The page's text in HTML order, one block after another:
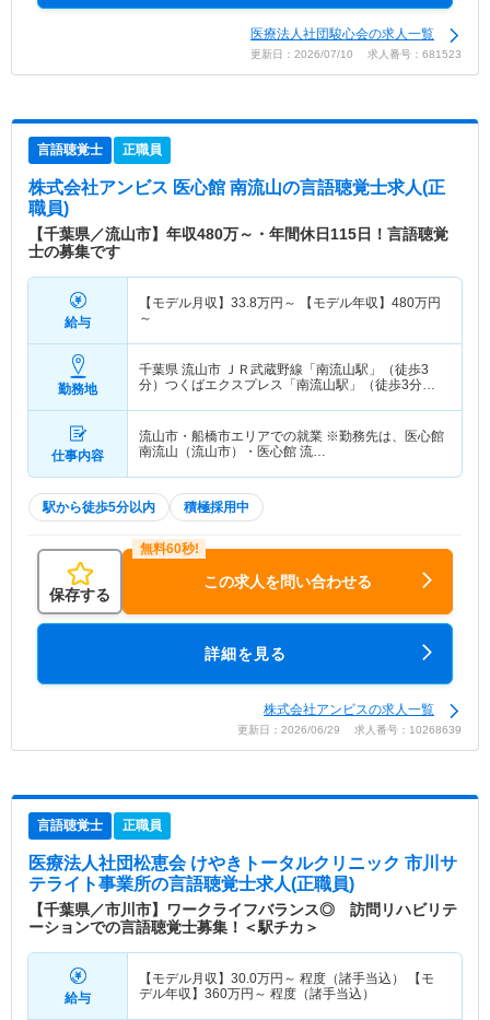
医療法人社団駿心会の求人一覧
更新日：2026/07/10 求人番号：681523
言語聴覚士 正職員
株式会社アンビス 医心館 南流山の言語聴覚士求人(正
職員)
【千葉県／流山市】年収480万～・年間休日115日！言語聴覚
士の募集です
給与
【モデル月収】 33.8万円～ 【モデル年収】 480万円
～
勤務地
千葉県 流山市
ＪＲ武蔵野線「南流山駅」（徒歩3
分）つくばエクスプレス「南流山駅」（徒歩3分）
仕事内容
流山市・船橋市エリアでの就業 ※勤務先は、医心館
南流山（流山市）・医心館 流…
駅から徒歩5分以内 積極採用中
保存する
この求人を問い合わせる
詳細を見る
株式会社アンビスの求人一覧
更新日：2026/06/29 求人番号：10268639
言語聴覚士 正職員
医療法人社団松恵会 けやきトータルクリニック 市川サ
テライト事業所の言語聴覚士求人(正職員)
【千葉県／市川市】ワークライフバランス◎ 訪問リハビリテ
ーションでの言語聴覚士募集！＜駅チカ＞
給与
【モデル月収】 30.0万円～ 程度（諸手当込） 【モ
デル年収】 360万円～ 程度（諸手当込）